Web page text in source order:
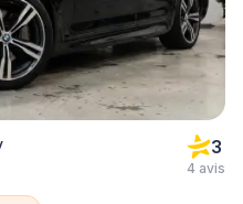
3
4 avis